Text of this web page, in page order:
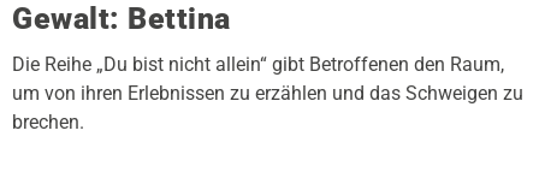
Gewalt: Bettina
Die Reihe „Du bist nicht allein“ gibt Betroffenen den Raum,
um von ihren Erlebnissen zu erzählen und das Schweigen zu
brechen.